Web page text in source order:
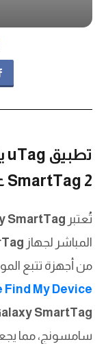
SmartTag 2 على أي هاتف أندرويد
تُعتبر SmartTag
المباشر لجهاز
من أجهزة تتبع
Find My Device
SmartTag
سامسونج، مما